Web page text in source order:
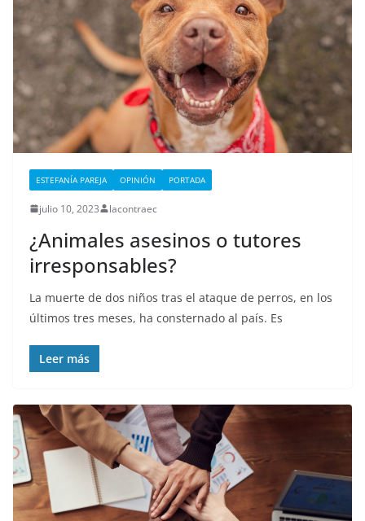
ESTEFANÍA PAREJA OPINIÓN PORTADA
julio 10, 2023 lacontraec
¿Animales asesinos o tutores
irresponsables?
La muerte de dos niños tras el ataque de perros, en los
últimos tres meses, ha consternado al país. Es
Leer más